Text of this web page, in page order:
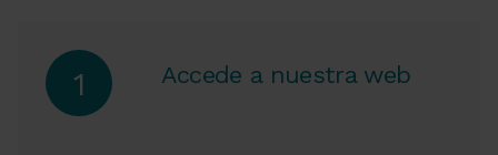
1 Accede a nuestra web